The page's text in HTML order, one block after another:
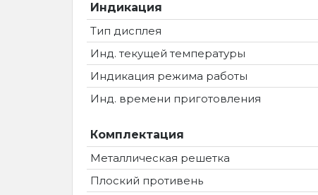
Индикация
Тип дисплея
Инд. текущей температуры
Индикация режима работы
Инд. времени приготовления
Комплектация
Металлическая решетка
Плоский противень